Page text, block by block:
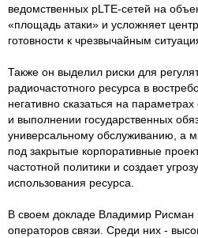
ведомственных pLTE-сетей на
«площадь атаки» и усложняет
готовности к чрезвычайным
Также он выделил риски для
радиочастотного ресурса в
негативно сказаться на
и выполнении государственных
универсальному обслуживанию, а
под закрытые корпоративные
частотной политики и создает
использования ресурса.
В своем докладе Владимир Рисман
операторов связи. Среди них -